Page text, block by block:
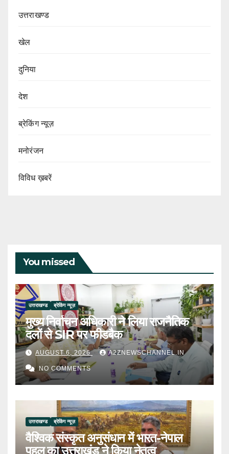
उत्तराखण्ड
खेल
दुनिया
देश
ब्रेकिंग न्यूज़
मनोरंजन
विविध ख़बरें
You missed
उत्तराखण्ड ब्रेकिंग न्यूज़
मुख्य निर्वाचन अधिकारी ने लिया राजनैतिक
दलों से SIR पर फीडबैक
AUGUST 6, 2026 A2ZNEWSCHANNEL.IN
NO COMMENTS
उत्तराखण्ड ब्रेकिंग न्यूज़
वैश्विक संस्कृत अनुसंधान में भारत-नेपाल
पहल का उत्तराखंड ने किया नेतृत्व